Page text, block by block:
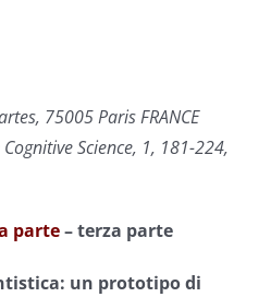
75005 Paris FRANCE
Science, 1, 181-224,
parte– terza parte
un prototipo di